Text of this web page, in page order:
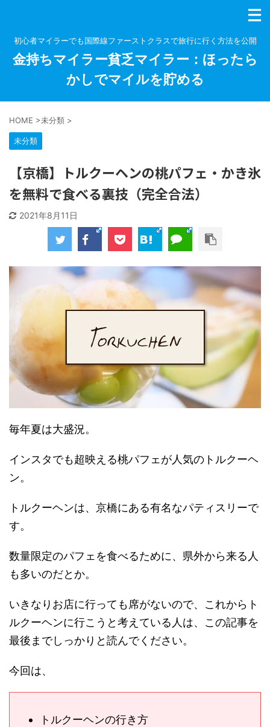
初心者マイラーでも国際線ファーストクラスで旅行に行く方法を公開
金持ちマイラー貧乏マイラー：ほったら
かしでマイルを貯める
HOME >未分類 >
未分類
【京橋】トルクーヘンの桃パフェ・かき氷
を無料で食べる裏技（完全合法）
2021年8月11日
毎年夏は大盛況。
インスタでも超映える桃パフェが人気のトルクーヘ
ン。
トルクーヘンは、京橋にある有名なパティスリーで
す。
数量限定のパフェを食べるために、県外から来る人
も多いのだとか。
いきなりお店に行っても席がないので、これからト
ルクーヘンに行こうと考えている人は、この記事を
最後までしっかりと読んでください。
今回は、
トルクーヘンの行き方